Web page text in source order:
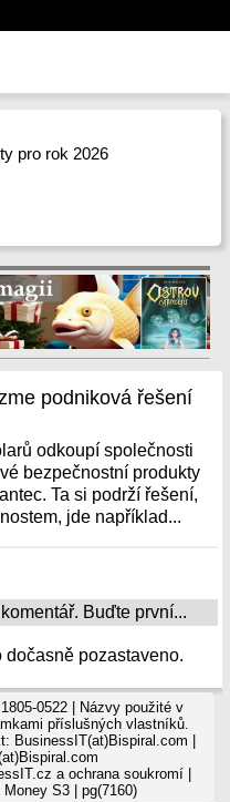
pro rok 2026
podniková řešení
odkoupí společnosti
bezpečnostní produkty
Ta si podrží řešení,
jde například...
Buďte první...
pozastaveno.
0522 | Názvy použité v
příslušných vlastníků.
BusinessIT(at)Bispiral.com |
a ochrana soukromí|
Money S3 | pg(7160)